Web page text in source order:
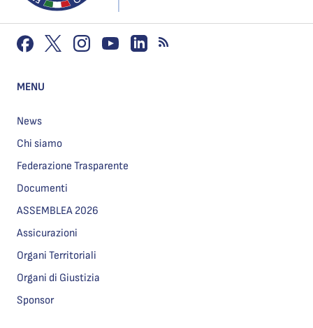
MENU
News
Chi siamo
Federazione Trasparente
Documenti
ASSEMBLEA 2026
Assicurazioni
Organi Territoriali
Organi di Giustizia
Sponsor